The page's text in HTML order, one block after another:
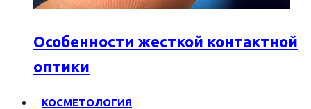
Особенности жесткой контактной
оптики
КОСМЕТОЛОГИЯ